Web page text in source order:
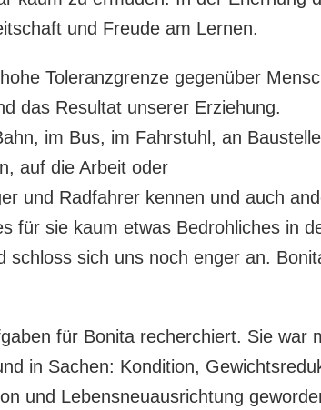
und Freude am Lernen.
Toleranzgrenze gegenüber
das Resultat unserer Erziehung.
im Bus, im Fahrstuhl, an
auf die Arbeit oder
und Radfahrer kennen und auch
für sie kaum etwas Bedrohliches in
sich uns noch enger an.
für Bonita recherchiert. Sie war
in Sachen: Kondition,
und Lebensneuausrichtung